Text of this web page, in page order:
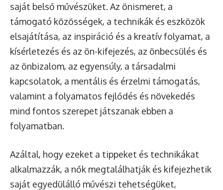
saját belső művészüket. Az önismeret, a
támogató közösségek, a technikák és eszközök
elsajátítása, az inspiráció és a kreatív folyamat, a
kísérletezés és az ön-kifejezés, az önbecsülés és
az önbizalom, az egyensúly, a társadalmi
kapcsolatok, a mentális és érzelmi támogatás,
valamint a folyamatos fejlődés és növekedés
mind fontos szerepet játszanak ebben a
folyamatban.
Azáltal, hogy ezeket a tippeket és technikákat
alkalmazzák, a nők megtalálhatják és kifejezhetik
saját egyedülálló művészi tehetségüket,